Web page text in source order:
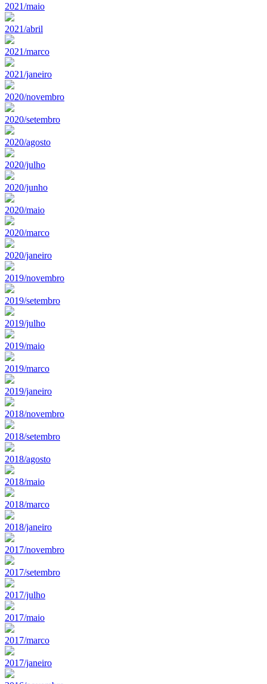
2021/maio
2021/abril
2021/marco
2021/janeiro
2020/novembro
2020/setembro
2020/agosto
2020/julho
2020/junho
2020/maio
2020/marco
2020/janeiro
2019/novembro
2019/setembro
2019/julho
2019/maio
2019/marco
2019/janeiro
2018/novembro
2018/setembro
2018/agosto
2018/maio
2018/marco
2018/janeiro
2017/novembro
2017/setembro
2017/julho
2017/maio
2017/marco
2017/janeiro